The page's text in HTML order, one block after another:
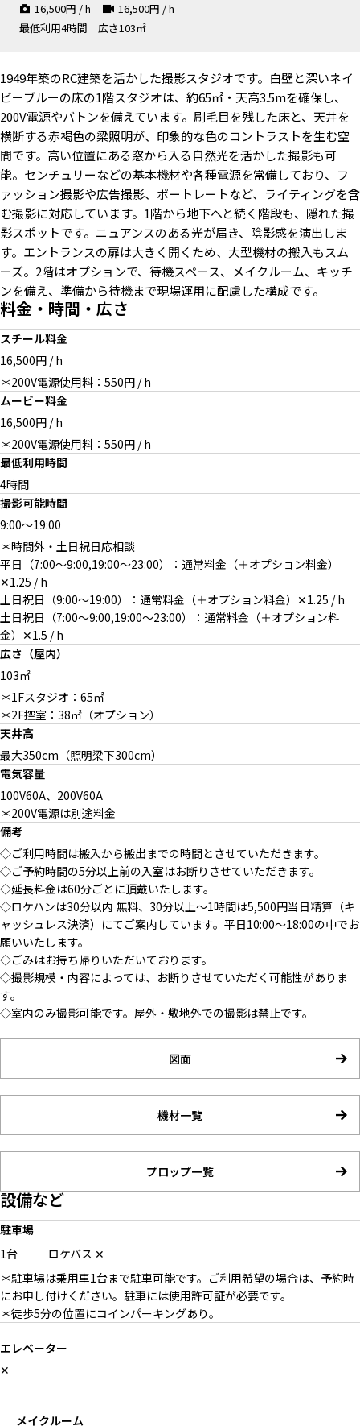
ンス
グラデーション
る2Fへの階段
天井バトンを活かして自由自在
に撮影が可能
刷毛目を残した深いネイビーブ
ルーの床
日没後や遮光時に照明をつける
と際立つ色のコントラスト
すりガラスの高窓から入るやわ
らかな自然光
扉は大きく開くため、大型機材
の搬入も可能
耐荷重60kgのバトン完備 / 照
明機材の取り付けも
遮光板を備え、撮影の進行もス
ムーズに
静かな住宅地に佇むスタジオ
ブラックチェア各種をスタジオ
空間に合わせて仕立てたラワン
オプション：2F 自然光が入る
メイクルーム
オプション：2F キッチンの利
用も可能
16,500円 / h 16,500円 / h
最低利用4時間
広さ103㎡
1949年築のRC建築を活かした撮影スタジオです。白壁と深いネイ
ビーブルーの床の1階スタジオは、約65㎡・天高3.5mを確保し、
200V電源やバトンを備えています。刷毛目を残した床と、天井を
横断する赤褐色の梁照明が、印象的な色のコントラストを生む空
間です。高い位置にある窓から入る自然光を活かした撮影も可
能。センチュリーなどの基本機材や各種電源を常備しており、フ
ァッション撮影や広告撮影、ポートレートなど、ライティングを含
む撮影に対応しています。1階から地下へと続く階段も、隠れた撮
影スポットです。ニュアンスのある光が届き、陰影感を演出しま
す。エントランスの扉は大きく開くため、大型機材の搬入もスム
ーズ。2階はオプションで、待機スペース、メイクルーム、キッチ
ンを備え、準備から待機まで現場運用に配慮した構成です。
料金・時間・広さ
スチール料金
16,500円 / h
＊200V電源使用料：550円 / h
ムービー料金
16,500円 / h
＊200V電源使用料：550円 / h
最低利用時間
4時間
撮影可能時間
9:00～19:00
＊時間外・土日祝日応相談
平日（7:00〜9:00,19:00〜23:00）：通常料金（＋オプション料金）
✕1.25 / h
土日祝日（9:00〜19:00）：通常料金（＋オプション料金）✕1.25 / h
土日祝日（7:00〜9:00,19:00〜23:00）：通常料金（＋オプション料
金）✕1.5 / h
広さ（屋内）
103㎡
＊1Fスタジオ：65㎡
＊2F控室：38㎡（オプション）
天井高
最大350cm（照明梁下300cm）
電気容量
100V60A、200V60A
＊200V電源は別途料金
備考
◇ご利用時間は搬入から搬出までの時間とさせていただきます。
◇ご予約時間の5分以上前の入室はお断りさせていただきます。
◇延長料金は60分ごとに頂戴いたします。
◇ロケハンは30分以内 無料、30分以上〜1時間は5,500円当日精算（キ
ャッシュレス決済）にてご案内しています。平日10:00〜18:00の中でお
願いいたします。
◇ごみはお持ち帰りいただいております。
◇撮影規模・内容によっては、お断りさせていただく可能性がありま
す。
◇室内のみ撮影可能です。屋外・敷地外での撮影は禁止です。
図面
機材一覧
プロップ一覧
設備など
駐車場
1台
ロケバス ✕
＊駐車場は乗用車1台まで駐車可能です。ご利用希望の場合は、予約時
にお申し付けください。駐車には使用許可証が必要です。
＊徒歩5分の位置にコインパーキングあり。
エレベーター
✕
メイクルーム